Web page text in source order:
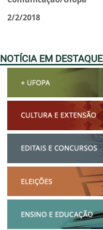
2/2/2018
NOTÍCIA EM DESTAQUE